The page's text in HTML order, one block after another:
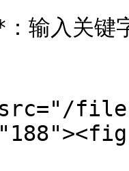
入关键
files/